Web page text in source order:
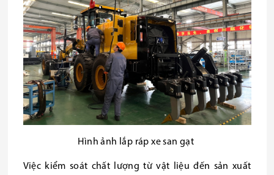
Hình ảnh lắp ráp xe san gạt
Việc kiểm soát chất lượng từ vật liệu đến sản xuất